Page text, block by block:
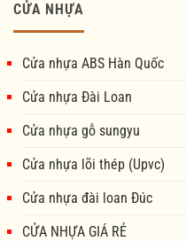
CỬA NHỰA
Cửa nhựa ABS Hàn Quốc
Cửa nhựa Đài Loan
Cửa nhựa gỗ sungyu
Cửa nhựa lõi thép (Upvc)
Cửa nhựa đài loan Đúc
CỬA NHỰA GIÁ RẺ